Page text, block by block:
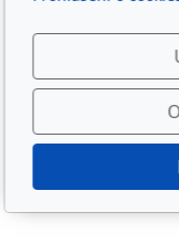
ON-LINE